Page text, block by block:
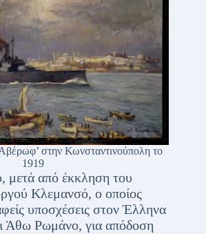
στην Κωνσταντινούπολη το
1919
μετά από έκκληση του
Κλεμανσό, ο οποίος
υποσχέσεις στον Έλληνα
Άθω Ρωμάνο, για απόδοση